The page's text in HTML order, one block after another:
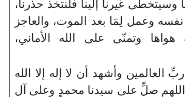
وسيتخطَّى غيرنا إلينا فلنتخذ حذرنا،
وعمل لِمَا بعد الموت، والعاجز
وتمنّى على الله الأماني،
العالمين وأشهد أن لا إله إلا الله
اللهم صلِّ على سيدنا محمدٍ وعلى آل